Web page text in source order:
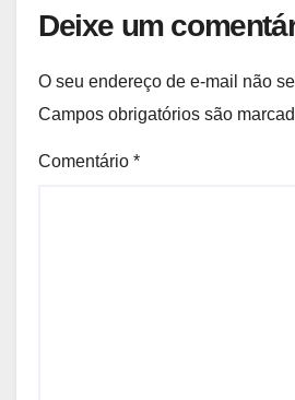
Deixe um
O seu endereço de e-mail não
Campos obrigatórios são
Comentário *